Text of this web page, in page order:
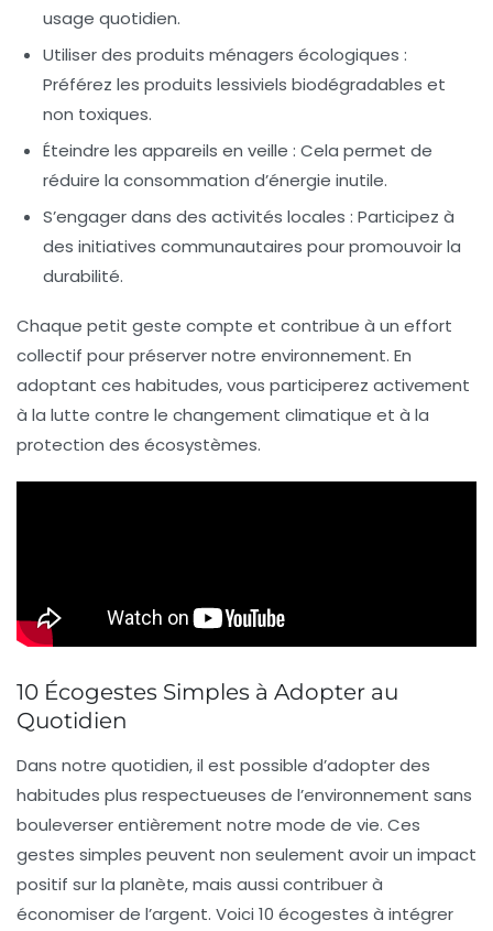
usage quotidien.
Utiliser des produits ménagers écologiques :
Préférez les produits lessiviels biodégradables et
non toxiques.
Éteindre les appareils en veille : Cela permet de
réduire la consommation d’énergie inutile.
S’engager dans des activités locales : Participez à
des initiatives communautaires pour promouvoir la
durabilité.
Chaque petit geste compte et contribue à un effort
collectif pour préserver notre environnement. En
adoptant ces habitudes, vous participerez activement
à la lutte contre le changement climatique et à la
protection des écosystèmes.
10 Écogestes Simples à Adopter au
Quotidien
Dans notre quotidien, il est possible d’adopter des
habitudes plus respectueuses de l’environnement sans
bouleverser entièrement notre mode de vie. Ces
gestes simples peuvent non seulement avoir un impact
positif surla planète, mais aussi contribuer à
économiser de l’argent. Voici 10 écogestes à intégrer